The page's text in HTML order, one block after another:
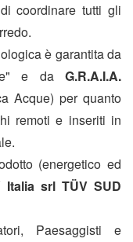
coordinare tutti gli
è garantita da
e da G.R.A.I.A.
Acque) per quanto
remoti e inseriti in
(energetico ed
Italia srl TÜV SUD
Paesaggisti e